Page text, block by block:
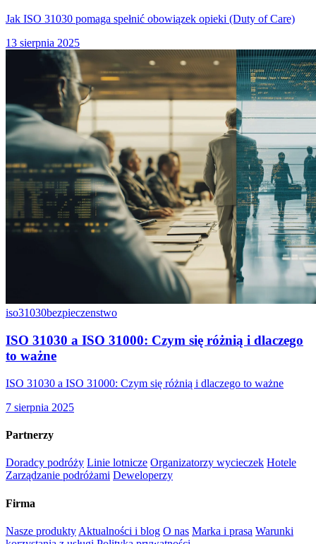
Jak ISO 31030 pomaga spełnić obowiązek opieki (Duty of Care)
13 sierpnia 2025
iso31030bezpieczenstwo
ISO 31030 a ISO 31000: Czym się różnią i dlaczego
to ważne
ISO 31030 a ISO 31000: Czym się różnią i dlaczego to ważne
7 sierpnia 2025
Partnerzy
Doradcy podróży Linie lotnicze Organizatorzy wycieczek Hotele
Zarządzanie podróżami Deweloperzy
Firma
Nasze produkty Aktualności i blog O nas Marka i prasa Warunki